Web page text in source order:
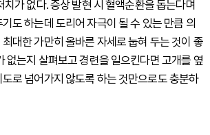
치가 없다. 증상 발현 시 혈액순환을 돕는다며
도 하는데 도리어 자극이 될 수 있는 만큼 의
대한 가만히 올바른 자세로 눕혀 두는 것이 좋
없는지 살펴보고 경련을 일으킨다면 고개를 옆
로 넘어가지 않도록 하는 것만으로도 충분하